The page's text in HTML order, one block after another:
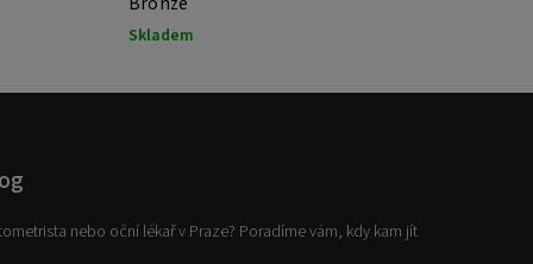
Skladem
nebo oční lékař v Praze? Poradíme vám, kdy kam jít